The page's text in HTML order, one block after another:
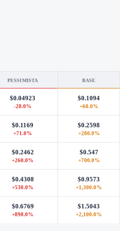
PESSIMISTA BASE
$0.04923
-28.0%
$0.1094
+60.0%
$0.1169
+71.0%
$0.2598
+280.0%
$0.2462
+260.0%
$0.547
+700.0%
$0.4308
+530.0%
$0.9573
+1,300.0%
$0.6769
+890.0%
$1.5043
+2,100.0%